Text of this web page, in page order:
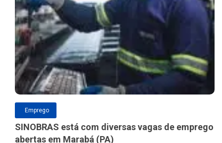
Emprego
SINOBRAS está com diversas vagas de emprego
abertas em Marabá (PA)